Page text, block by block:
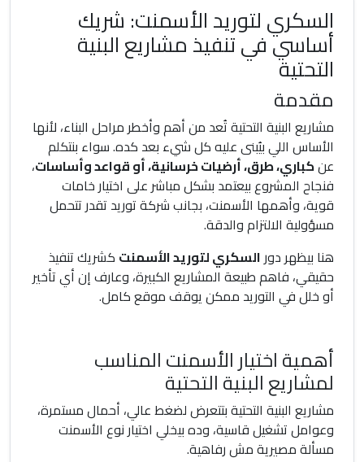
السكري لتوريد الأسمنت: شريك
أساسي في تنفيذ مشاريع البنية
التحتية
مقدمة
مشاريع البنية التحتية تُعد من أهم وأخطر مراحل البناء، لأنها
الأساس اللي بيُبنى عليه كل شيء بعد كده. سواء بنتكلم
عنكباري، طرق، أرضيات خرسانية، أو قواعد وأساسات،
فنجاح المشروع بيعتمد بشكل مباشر على اختيار خامات
قوية، وأهمها الأسمنت، بجانب شركة توريد تقدر تتحمل
مسؤولية الالتزام والدقة.
هنا بيظهر دورالسكري لتوريد الأسمنت كشريك تنفيذ
حقيقي، فاهم طبيعة المشاريع الكبيرة، وعارف إن أي تأخير
أو خلل في التوريد ممكن يوقف موقع كامل.
أهمية اختيار الأسمنت المناسب
لمشاريع البنية التحتية
مشاريع البنية التحتية بتتعرض لضغط عالي، أحمال مستمرة،
وعوامل تشغيل قاسية، وده بيخلي اختيار نوع الأسمنت
مسألة مصيرية مش رفاهية.